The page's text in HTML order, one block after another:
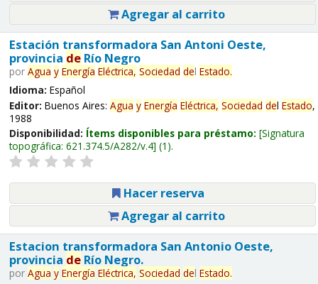
Agregar al carrito
Estación transformadora San Antoni Oeste,
provincia deRío Negro
por Agua y Energía Eléctrica, Sociedad del Estado.
Idioma: Español
Editor: Buenos Aires: Agua y Energía Eléctrica, Sociedad del Estado,
1988
Disponibilidad: Ítems disponibles para préstamo: Signatura
topográfica: 621.374.5/A282/v.4 (1).
Hacer reserva
Agregar al carrito
Estacion transformadora San Antonio Oeste,
provincia deRío Negro.
por Agua y Energía Eléctrica, Sociedad del Estado.